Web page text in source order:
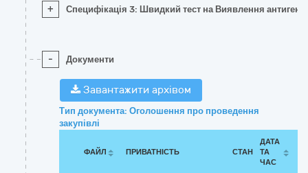
+ Специфікація 3: Швидкий тест на Виявлення антигенів
- Документи
Завантажити архівом
Тип документа: Оголошення про проведення
закупівлі
ФАЙЛ ПРИВАТНІСТЬ СТАН
ДАТА
ТА
ЧАС